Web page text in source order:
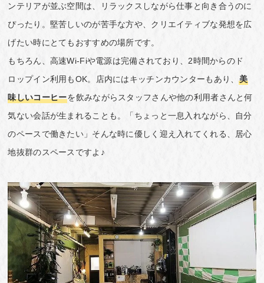
ンテリアが並ぶ空間は、リラックスしながら仕事と向き合うのに
ぴったり。堅苦しいのが苦手な方や、クリエイティブな発想を広
げたい時にとてもおすすめの場所です。
もちろん、高速Wi-Fiや電源は完備されており、2時間からのド
ロップイン利用もOK。店内にはキッチンカウンターもあり、美
味しいコーヒーを飲みながらスタッフさんや他の利用者さんと何
気ない会話が生まれることも。「ちょっと一息入れながら、自分
のペースで働きたい」そんな時に優しく迎え入れてくれる、居心
地抜群のスペースですよ♪